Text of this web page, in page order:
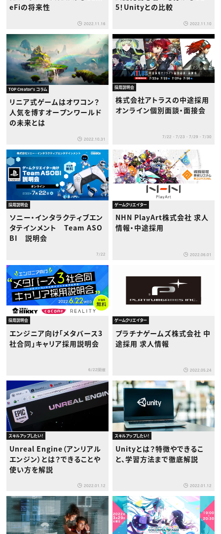
eFiの将来性
2022.11.16
5！Unityとの比較
2022.11.10
TOP Creator's コラム
リニア式ゲームはオワコン？
人気を博すオープンワールド
の未来とは
2022.10.31
採用説明会
株式会社アトラスの中途採用
オンライン個別面談・面接会
7/22・7/23・7/29・7/30
採用説明会
ソニー・インタラクティブエン
タテインメント Team ASO
BI 説明会
7/22
ゲームクリエイター
NHN PlayArt株式会社 求人
情報・中途採用
2022.06.01
採用説明会
エンジニア向け「メタバース3
社合同」キャリア採用説明会
6/22開催
ゲームクリエイター
プラチナゲームズ株式会社 中
途採用 求人情報
2022.05.24
スキルアップしたい！
Unreal Engine（アンリアル
エンジン）とは？できることや
使い方を解説
2022.01.12
スキルアップしたい！
Unityとは？特徴やできるこ
と、学習方法まで徹底解説
2022.01.12